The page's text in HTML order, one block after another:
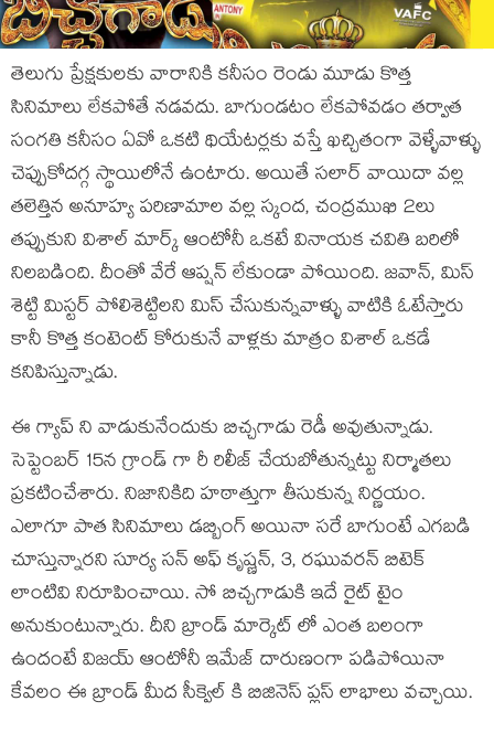
తెలుగు ప్రేక్షకులకు వారానికి కనీసం రెండు మూడు కొత్త
సినిమాలు లేకపోతే నడవదు. బాగుండటం లేకపోవడం తర్వాత
సంగతి కనీసం ఏవో ఒకటి థియేటర్లకు వస్తే ఖచ్చితంగా వెళ్ళేవాళ్ళు
చెప్పుకోదగ్గ స్థాయిలోనే ఉంటారు. అయితే సలార్ వాయిదా వల్ల
తలెత్తిన అనూహ్య పరిణామాల వల్ల స్కంద, చంద్రముఖి 2లు
తప్పుకుని విశాల్ మార్క్ ఆంటోనీ ఒకటే వినాయక చవితి బరిలో
నిలబడింది. దీంతో వేరే ఆప్షన్ లేకుండా పోయింది. జవాన్, మిస్
శెట్టి మిస్టర్ పోలిశెట్టిలని మిస్ చేసుకున్నవాళ్ళు వాటికి ఓటేస్తారు
కానీ కొత్త కంటెంట్ కోరుకునే వాళ్లకు మాత్రం విశాల్ ఒకడే
కనిపిస్తున్నాడు.
ఈ గ్యాప్ ని వాడుకునేందుకు బిచ్చగాడు రెడీ అవుతున్నాడు.
సెప్టెంబర్ 15న గ్రాండ్ గా రీ రిలీజ్ చేయబోతున్నట్టు నిర్మాతలు
ప్రకటించేశారు. నిజానికిది హఠాత్తుగా తీసుకున్న నిర్ణయం.
ఎలాగూ పాత సినిమాలు డబ్బింగ్ అయినా సరే బాగుంటే ఎగబడి
చూస్తున్నారని సూర్య సన్ అఫ్ కృష్ణన్, 3, రఘువరన్ బిటెక్
లాంటివి నిరూపించాయి. సో బిచ్చగాడుకి ఇదే రైట్ టైం
అనుకుంటున్నారు. దీని బ్రాండ్ మార్కెట్ లో ఎంత బలంగా
ఉందంటే విజయ్ ఆంటోనీ ఇమేజ్ దారుణంగా పడిపోయినా
కేవలం ఈ బ్రాండ్ మీద సీక్వెల్ కి బిజినెస్ ప్లస్ లాభాలు వచ్చాయి.